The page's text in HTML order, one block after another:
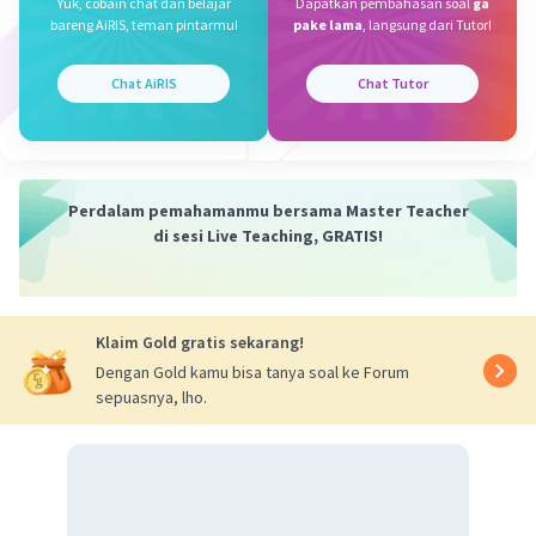
Iklan
Omar O Level 100
25 Mei 2026 09:17
E4yyhiuu
Beri Rating·2.5(2) Balas
25 Mei 2026 09:40
— Tampilkan 3 balasan lainnya
bareng AiRIS, teman pintarmu!
Chat AiRIS
pake lama, langsung dari Tutor!
Chat Tutor
Perdalam pemahamanmu bersama Master Teacher
di sesi Live Teaching, GRATIS!
Klaim Gold gratis sekarang!
Dengan Gold kamu bisa tanya soal ke Forum
sepuasnya, lho.